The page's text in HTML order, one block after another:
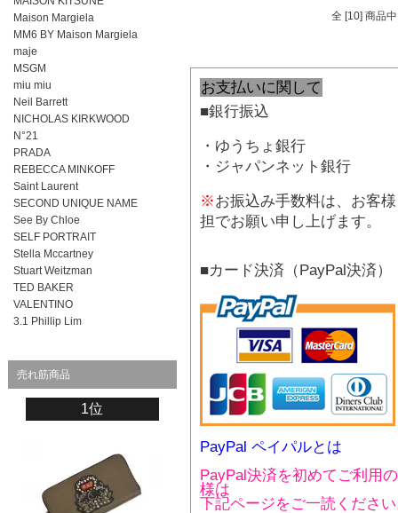
Maison Margiela
MM6 BY Maison Margiela
maje
MSGM
miu miu
Neil Barrett
NICHOLAS KIRKWOOD
N°21
PRADA
REBECCA MINKOFF
Saint Laurent
SECOND UNIQUE NAME
See By Chloe
SELF PORTRAIT
Stella Mccartney
Stuart Weitzman
TED BAKER
VALENTINO
3.1 Phillip Lim
売れ筋商品
1位
全 [10] 商品
お支払いに関して
■銀行振込
・ゆうちょ銀行
・ジャパンネット銀行
※お振込み手数料は、お客
担でお願い申し上げます。
■カード決済（PayPal決済）
PayPal ペイパルとは
PayPal決済を初めてご利用
様は
下記ページをご一読くださ